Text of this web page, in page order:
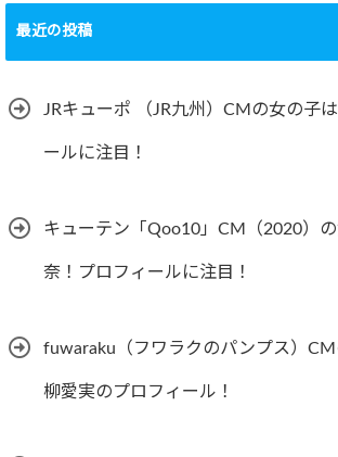
最近の投稿
JRキューポ （JR九州）CMの女の子
ールに注目！
キューテン「Qoo10」CM（2020）
奈！プロフィールに注目！
fuwaraku（フワラクのパンプス）
柳愛実のプロフィール！